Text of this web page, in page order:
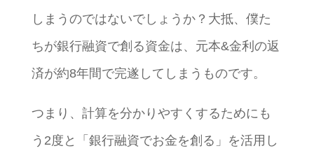
しまうのではないでしょうか？大抵、僕た
ちが銀行融資で創る資金は、元本&金利の返
済が約8年間で完遂してしまうものです。
つまり、計算を分かりやすくするためにも
う2度と「銀行融資でお金を創る」を活用し